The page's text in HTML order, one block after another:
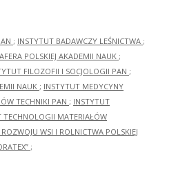
; INSTYTUT BADAWCZY LEŚNICTWA ;
POLSKIEJ AKADEMII NAUK ;
FILOZOFII I SOCJOLOGII PAN ;
NAUK ; INSTYTUT MEDYCYNY
TECHNIKI PAN ; INSTYTUT
TECHNOLOGII MATERIAŁÓW
WSI I ROLNICTWA POLSKIEJ
;